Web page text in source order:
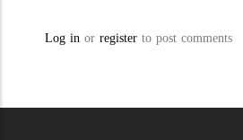
Log inorregisterto post comments